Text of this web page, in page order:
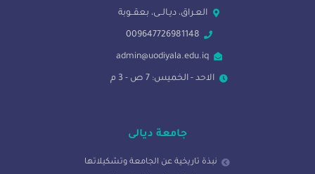
العـراق، ديـالــى، بعقــوبة
009647726981148
admin@uodiyala.edu.iq
الاحد - الخميس: 7 ص - 3 م
جامعة ديالى
نبذة تاريخية عن الجامعة وتشكيلاتها